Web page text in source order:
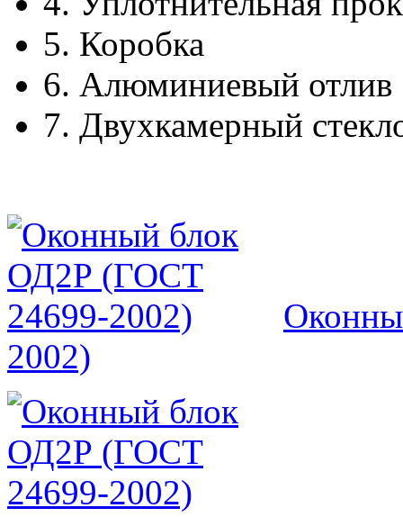
5. Коробка
6. Алюминиевый отлив
7. Двухкамерный
2002)